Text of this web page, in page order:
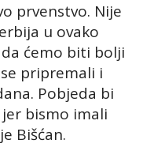
prvenstvo. Nije
u ovako
ćemo biti bolji
pripremali i
Pobjeda bi
bismo imali
Bišćan.